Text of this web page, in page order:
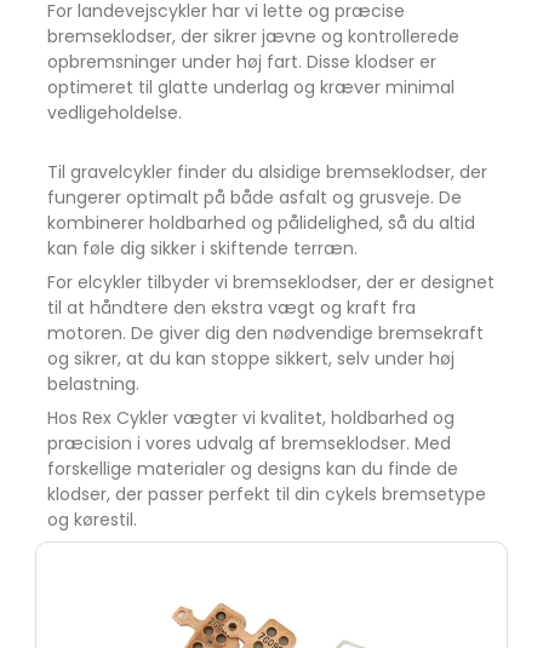
For landevejscykler har vi lette og præcise
bremseklodser, der sikrer jævne og kontrollerede
opbremsninger under høj fart. Disse klodser er
optimeret til glatte underlag og kræver minimal
vedligeholdelse.
Til gravelcykler finder du alsidige bremseklodser, der
fungerer optimalt på både asfalt og grusveje. De
kombinerer holdbarhed og pålidelighed, så du altid
kan føle dig sikker i skiftende terræn.
For elcykler tilbyder vi bremseklodser, der er designet
til at håndtere den ekstra vægt og kraft fra
motoren. De giver dig den nødvendige bremsekraft
og sikrer, at du kan stoppe sikkert, selv under høj
belastning.
Hos Rex Cykler vægter vi kvalitet, holdbarhed og
præcision i vores udvalg af bremseklodser. Med
forskellige materialer og designs kan du finde de
klodser, der passer perfekt til din cykels bremsetype
og kørestil.